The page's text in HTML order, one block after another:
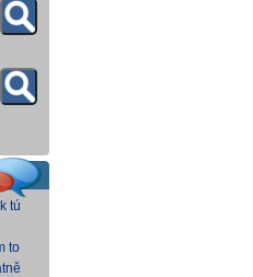
tú
to